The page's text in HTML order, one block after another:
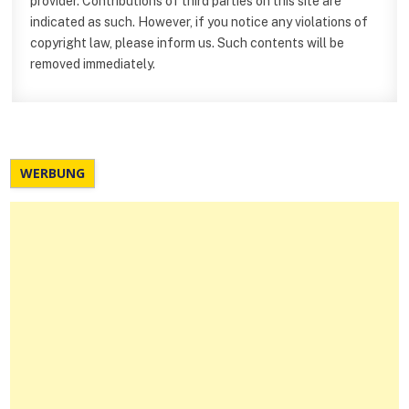
indicated as such. However, if you notice any violations of
copyright law, please inform us. Such contents will be
removed immediately.
WERBUNG